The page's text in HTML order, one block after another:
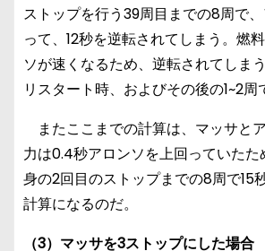
ストップを行う39周目までの8周で
って、12秒を逆転されてしまう。
ソが速くなるため、逆転されてしま
リスタート時、およびその後の1~2
またここまでの計算は、マッサと
力は0.4秒アロンソを上回っていた
身の2回目のストップまでの8周で15
計算になるのだ。
（3） マッサを3ストップにした場合